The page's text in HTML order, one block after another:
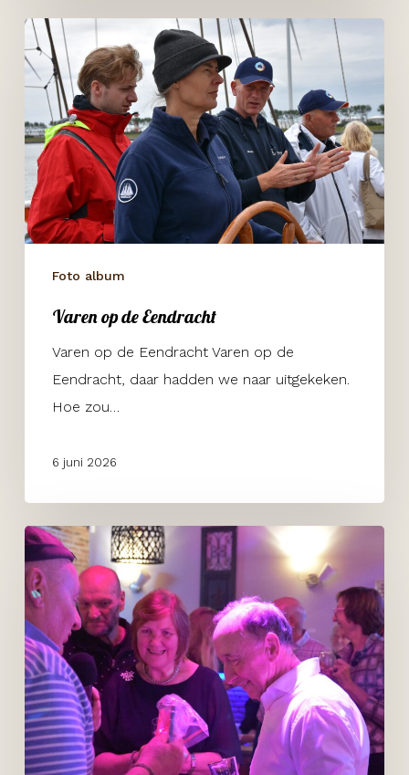
Varen
op
de
Eendracht
Foto album
Varen op de Eendracht
Varen op de Eendracht Varen op de
Eendracht, daar hadden we naar uitgekeken.
Hoe zou…
6 juni 2026
Wout
Pols